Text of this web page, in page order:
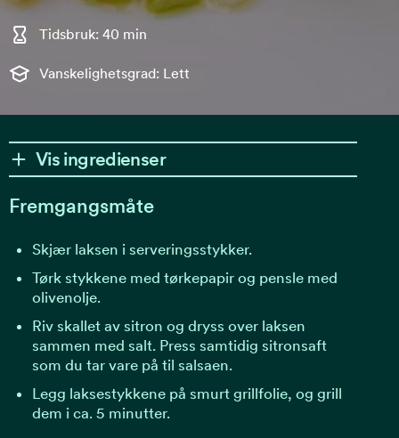
Tidsbruk: 40 min
Vanskelighetsgrad: Lett
Vis ingredienser
Fremgangsmåte
Skjær laksen i serveringsstykker.
Tørk stykkene med tørkepapir og pensle med
olivenolje.
Riv skallet av sitron og dryss over laksen
sammen med salt. Press samtidig sitronsaft
som du tar vare på til salsaen.
Legg laksestykkene på smurt grillfolie, og grill
dem i ca. 5 minutter.